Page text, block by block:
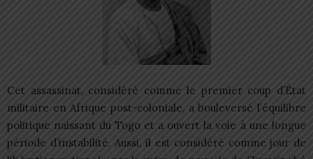
Cet assassinat, considéré comme le premier coup d’État
militaire en Afrique post-coloniale, a bouleversé l’équilibre
politique naissant du Togo et a ouvert la voie à une longue
période d’instabilité. Aussi, il est considéré comme jour de